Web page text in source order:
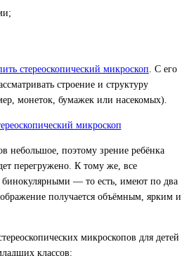
стереоскопический микроскоп . С его
строение и структуру
монеток, бумажек или насекомых).
небольшое, поэтому зрение ребёнка
перегружено. К тому же, все
бинокулярными — то есть, имеют по два
получается объёмным, ярким и
микроскопов для детей
классов: